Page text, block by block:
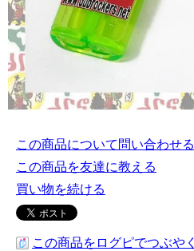
この商品について問い合わせる
この商品を友達に教える
買い物を続ける
この商品をログピでつぶやく